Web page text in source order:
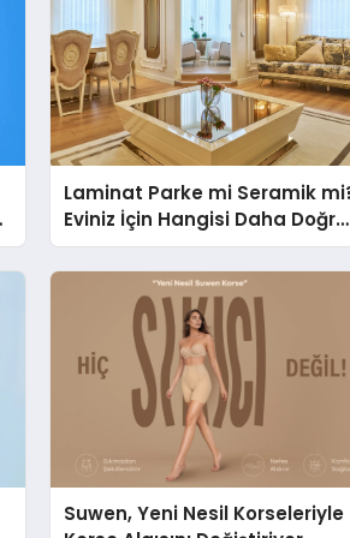
Laminat Parke mi Seramik
Eviniz İçin Hangisi Daha Doğru
Seçim?
Suwen, Yeni Nesil Korseleriyle